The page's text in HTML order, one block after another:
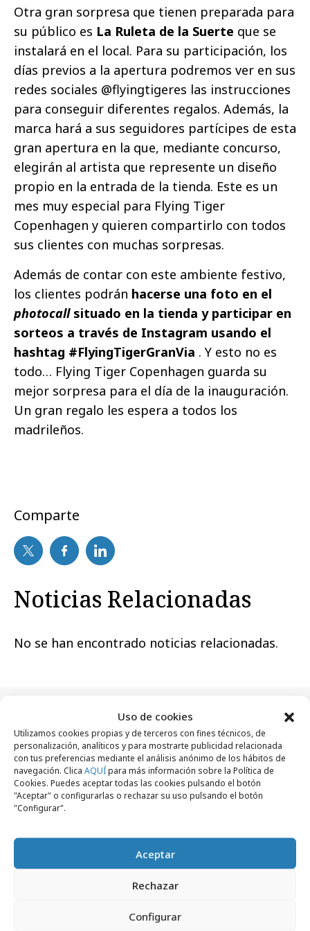
Uso de cookies
Utilizamos cookies propias y de terceros con fines técnicos, de
personalización, analíticos y para mostrarte publicidad relacionada
con tus preferencias mediante el análisis anónimo de los hábitos de
navegación. Clica AQUÍpara más información sobre la Política de
Cookies. Puedes aceptar todas las cookies pulsando el botón
"Aceptar" o configurarlas o rechazar su uso pulsando el botón
"Configurar".
Aceptar
Rechazar
Configurar
Otra gran sorpresa que tienen preparada para
su público es La Ruleta de la Suerte que se
instalará en el local. Para su participación, los
días previos a la apertura podremos ver en sus
redes sociales @flyingtigeres las instrucciones
para conseguir diferentes regalos. Además, la
marca hará a sus seguidores partícipes de esta
gran apertura en la que, mediante concurso,
elegirán al artista que represente un diseño
propio en la entrada de la tienda. Este es un
mes muy especial para Flying Tiger
Copenhagen y quieren compartirlo con todos
sus clientes con muchas sorpresas.
Además de contar con este ambiente festivo,
los clientes podrán hacerse una foto en el
photocallsituado en la tienda y participar en
sorteos a través de Instagram usando el
hashtag #FlyingTigerGranVia . Y esto no es
todo… Flying Tiger Copenhagen guarda su
mejor sorpresa para el día de la inauguración.
Un gran regalo les espera a todos los
madrileños.
Comparte
Noticias Relacionadas
No se han encontrado noticias relacionadas.
Artículos recientes
Empresas y Negocios